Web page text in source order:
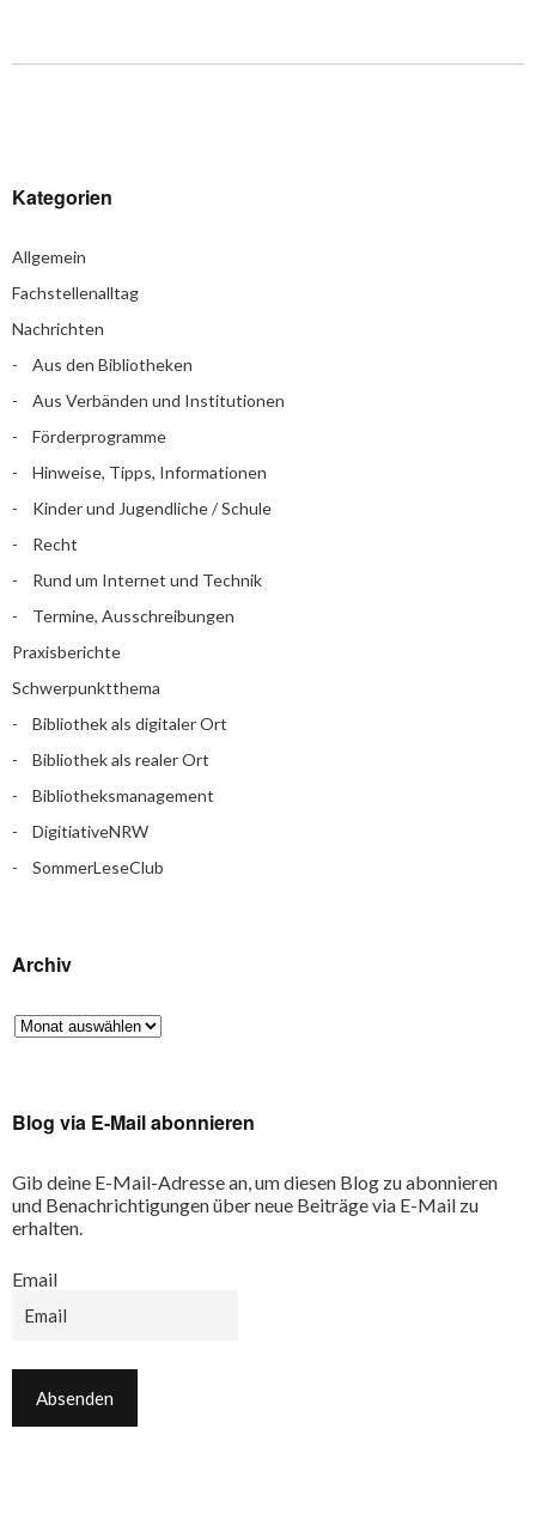
Kategorien
Allgemein
Fachstellenalltag
Nachrichten
Aus den Bibliotheken
Aus Verbänden und Institutionen
Förderprogramme
Hinweise, Tipps, Informationen
Kinder und Jugendliche / Schule
Recht
Rund um Internet und Technik
Termine, Ausschreibungen
Praxisberichte
Schwerpunktthema
Bibliothek als digitaler Ort
Bibliothek als realer Ort
Bibliotheksmanagement
DigitiativeNRW
SommerLeseClub
Archiv
Blog via E-Mail abonnieren
Gib deine E-Mail-Adresse an, um diesen Blog zu abonnieren
und Benachrichtigungen über neue Beiträge via E-Mail zu
erhalten.
Email